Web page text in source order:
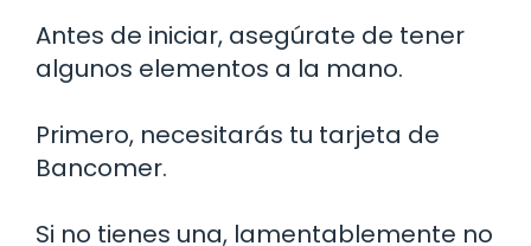
Antes de iniciar, asegúrate de tener
algunos elementos a la mano.
Primero, necesitarás tu tarjeta de
Bancomer.
Si no tienes una, lamentablemente no